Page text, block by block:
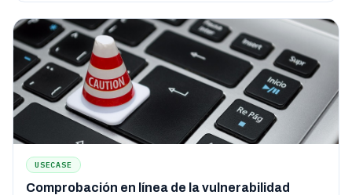
de inicio" y siempre mantenerse al día con sus clientes.
USECASE
Comprobación en línea de la vulnerabilidad